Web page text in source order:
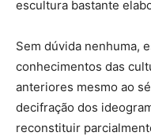
escultura bastante
Sem dúvida nenhuma,
conhecimentos das
anteriores mesmo ao
decifração dos
reconstituir